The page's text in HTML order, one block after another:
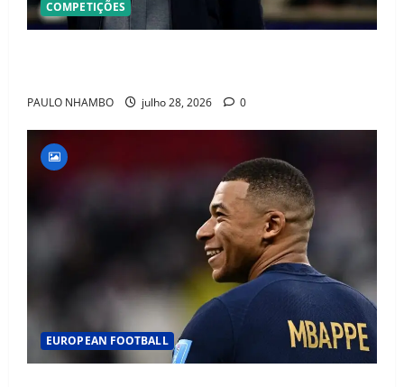
COMPETIÇÕES
PAULO NHAMBO julho 28, 2026 0
EUROPEAN FOOTBALL